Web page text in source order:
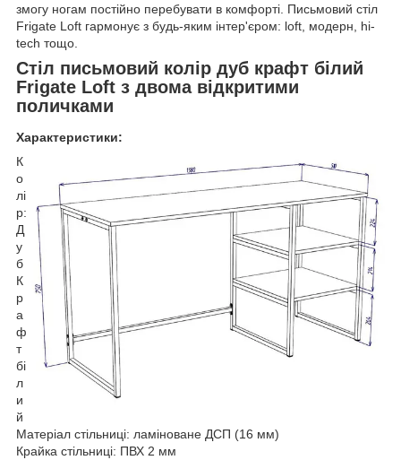
змогу ногам постійно перебувати в комфорті. Письмовий стіл
Frigate Loft гармонує з будь-яким інтер'єром: loft, модерн, hi-
tech тощо.
Стіл письмовий колір дуб крафт білий
Frigate Loft з двома відкритими
поличками
Характеристики:
К
о
лі
р:
Д
у
б
К
р
а
ф
т
бі
л
и
й
Матеріал стільниці: ламіноване ДСП (16 мм)
Крайка стільниці: ПВХ 2 мм